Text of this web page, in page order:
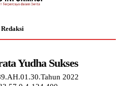
Redaksi
Yudha Sukses
2022